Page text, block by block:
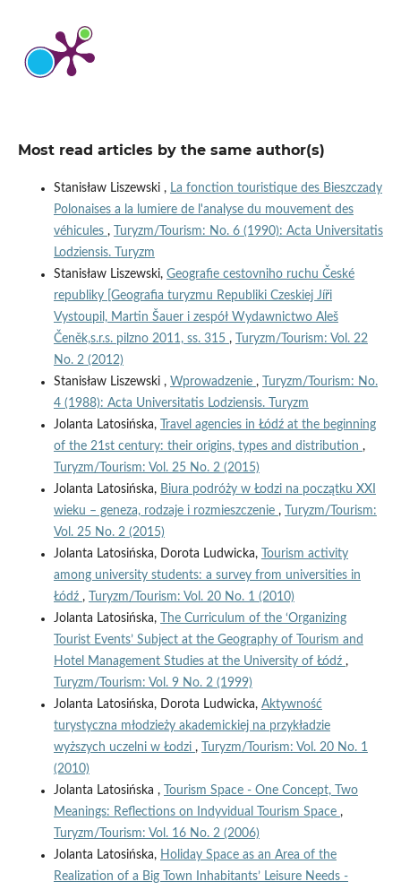
Most read articles by the same author(s)
Stanisław Liszewski , La fonction touristique des Bieszczady
Polonaises a la lumiere de l'analyse du mouvement des
véhicules ,
Turyzm/Tourism: No. 6 (1990): Acta Universitatis
Lodziensis. Turyzm
Stanisław Liszewski, Geografie cestovniho ruchu České
republiky [Geografia turyzmu Republiki Czeskiej Jíři
Vystoupil, Martin Šauer i zespół Wydawnictwo Aleš
Čeněk,s.r.s. pilzno 2011, ss. 315 ,
Turyzm/Tourism: Vol. 22
No. 2 (2012)
Stanisław Liszewski , Wprowadzenie ,
Turyzm/Tourism: No.
4 (1988): Acta Universitatis Lodziensis. Turyzm
Jolanta Latosińska,
Travel agencies in Łódź at the beginning
of the 21st century: their origins, types and distribution ,
Turyzm/Tourism: Vol. 25 No. 2 (2015)
Jolanta Latosińska, Biura podróży w Łodzi na początku XXI
wieku – geneza, rodzaje i rozmieszczenie ,
Turyzm/Tourism:
Vol. 25 No. 2 (2015)
Jolanta Latosińska, Dorota Ludwicka,
Tourism activity
among university students: a survey from universities in
Łódź ,
Turyzm/Tourism: Vol. 20 No. 1 (2010)
Jolanta Latosińska,
The Curriculum of the ‘Organizing
Tourist Events’ Subject at the Geography of Tourism and
Hotel Management Studies at the University of Łódź ,
Turyzm/Tourism: Vol. 9 No. 2 (1999)
Jolanta Latosińska, Dorota Ludwicka, Aktywność
turystyczna młodzieży akademickiej na przykładzie
wyższych uczelni w Łodzi ,
Turyzm/Tourism: Vol. 20 No. 1
(2010)
Jolanta Latosińska ,
Tourism Space - One Concept, Two
Meanings: Reflections on Indyvidual Tourism Space ,
Turyzm/Tourism: Vol. 16 No. 2 (2006)
Jolanta Latosińska, Holiday Space as an Area of the
Realization of a Big Town Inhabitants’ Leisure Needs -